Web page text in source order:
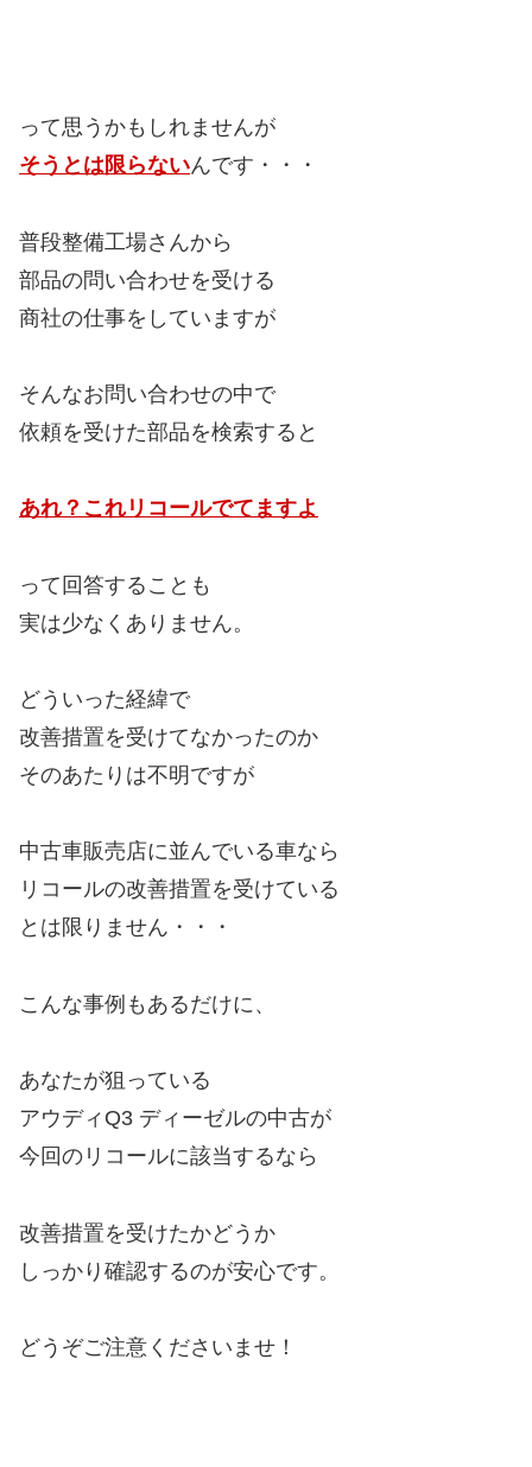
って思うかもしれませんが
そうとは限らないんです・・・
普段整備工場さんから
部品の問い合わせを受ける
商社の仕事をしていますが
そんなお問い合わせの中で
依頼を受けた部品を検索すると
あれ？これリコールでてますよ
って回答することも
実は少なくありません。
どういった経緯で
改善措置を受けてなかったのか
そのあたりは不明ですが
中古車販売店に並んでいる車なら
リコールの改善措置を受けている
とは限りません・・・
こんな事例もあるだけに、
あなたが狙っている
アウディQ3 ディーゼルの中古が
今回のリコールに該当するなら
改善措置を受けたかどうか
しっかり確認するのが安心です。
どうぞご注意くださいませ！